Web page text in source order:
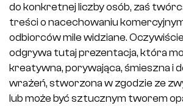
do konkretnej liczby osób, zaś
treści o nacechowaniu
odbiorców mile widziane.
odgrywa tutaj prezentacja, która
kreatywna, porywająca, śmieszna i
wrażeń, stworzona w zgodzie ze
lub może być sztucznym tworem